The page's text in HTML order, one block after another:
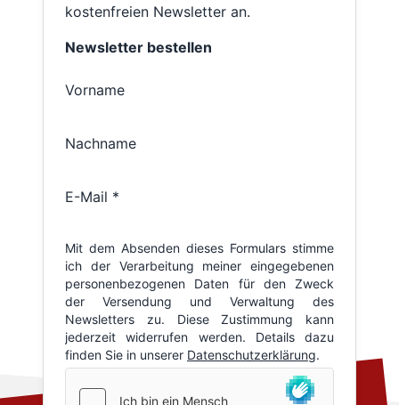
kostenfreien Newsletter an.